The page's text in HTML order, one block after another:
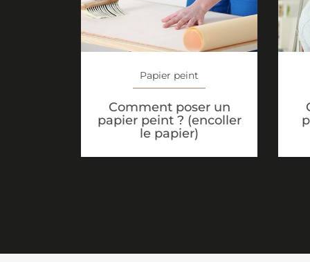
Papier peint
Comment poser un
papier peint ? (encoller
le papier)